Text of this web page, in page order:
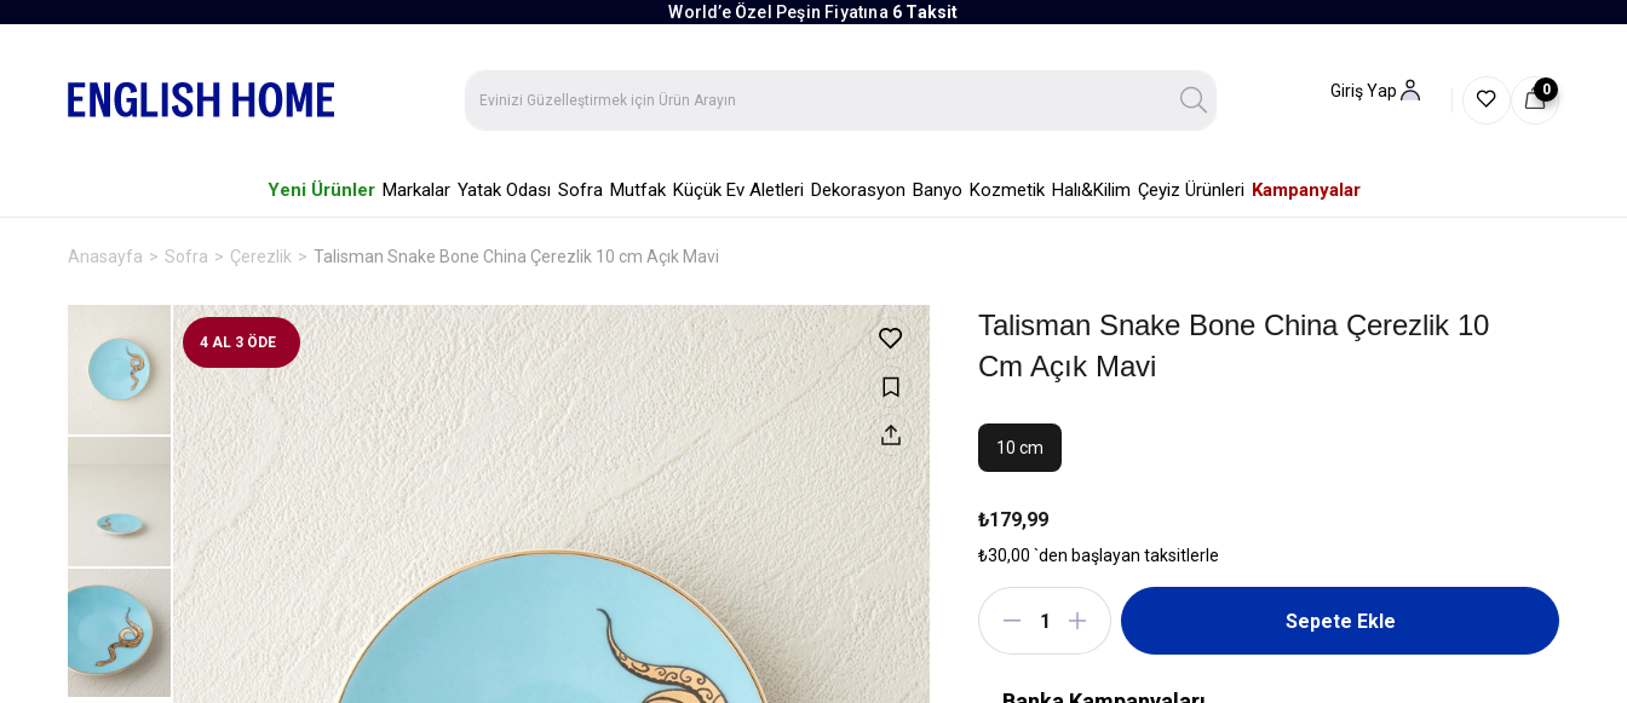
World’e Özel Peşin Fiyatına 6 Taksit
Giriş Yap 0
Yeni Ürünler Markalar Yatak Odası Sofra Mutfak Küçük Ev Aletleri Dekorasyon Banyo Kozmetik Halı&Kilim Çeyiz Ürünleri Kampanyalar
Anasayfa Sofra Çerezlik Talisman Snake Bone China Çerezlik 10 cm Açık Mavi
4 AL 3 ÖDE
Talisman Snake Bone China Çerezlik 10
Cm Açık Mavi
10 cm
₺179,99
₺30,00 `den başlayan taksitlerle